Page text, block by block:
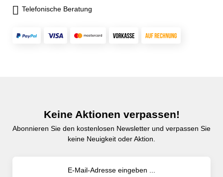
Telefonische Beratung
Keine Aktionen verpassen!
Abonnieren Sie den kostenlosen Newsletter und verpassen Sie
keine Neuigkeit oder Aktion.